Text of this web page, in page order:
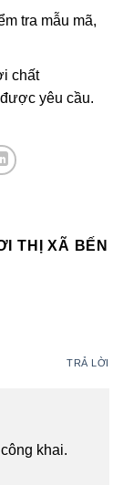
tra mẫu mã,
chất
yêu cầu.
THỊ XÃ BẾN
TRẢ LỜI
khai.